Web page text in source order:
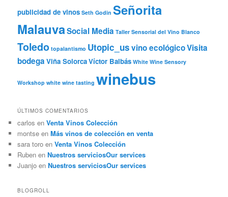
publicidad de vinos Seth Godin Señorita
MalauvaSocial Media Taller Sensorial del Vino Blanco
Toledo topalantismo Utopic_usvino ecológicoVisita
bodega Viña SolorcaVíctor Balbás White Wine Sensory
Workshop white wine tasting winebus
ÚLTIMOS COMENTARIOS
carlos enVenta Vinos Colección
montse enMás vinos de colección en venta
sara toro enVenta Vinos Colección
Ruben enNuestros serviciosOur services
Juanjo enNuestros serviciosOur services
BLOGROLL